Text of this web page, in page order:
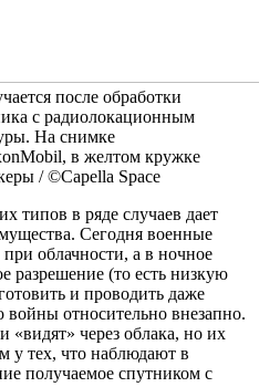
после обработки
с радиолокационным
На снимке
в желтом кружке
/ ©Capella Space
типов в ряде случаев дает
Сегодня военные
облачности, а в ночное
разрешение (то есть низкую
и проводить даже
относительно внезапно.
через облака, но их
у тех, что наблюдают в
получаемое спутником с